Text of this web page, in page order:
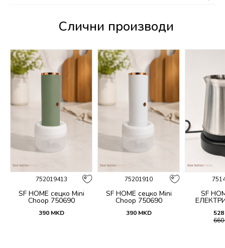
Слични производи
752019413
SF HOME сецко Mini
Choop 750690
390 MKD
75201910
SF HOME сецко Mini
Choop 750690
390 MKD
SF
528
660